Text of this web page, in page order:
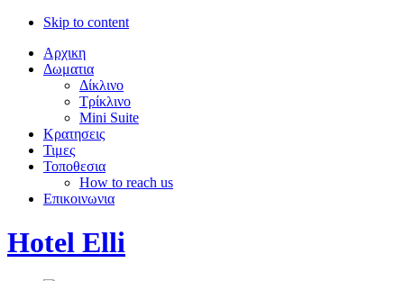
Skip to content
Αρχικη
Δωματια
Δίκλινο
Τρίκλινο
Mini Suite
Κρατησεις
Τιμες
Τοποθεσια
How to reach us
Επικοινωνια
Hotel Elli